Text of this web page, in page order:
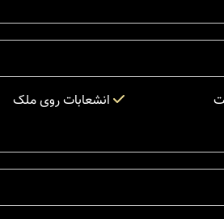
انشعابات روی ملک